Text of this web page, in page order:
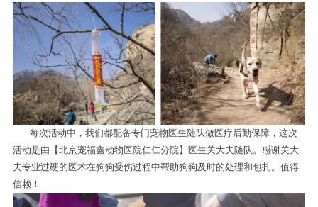
每次活动中，我们都配备专门宠物医生随队做医疗后勤保障，这次
活动是由【北京宠福鑫动物医院仁仁分院】医生关大夫随队。感谢关大
夫专业过硬的医术在狗狗受伤过程中帮助狗狗及时的处理和包扎。值得
信赖！